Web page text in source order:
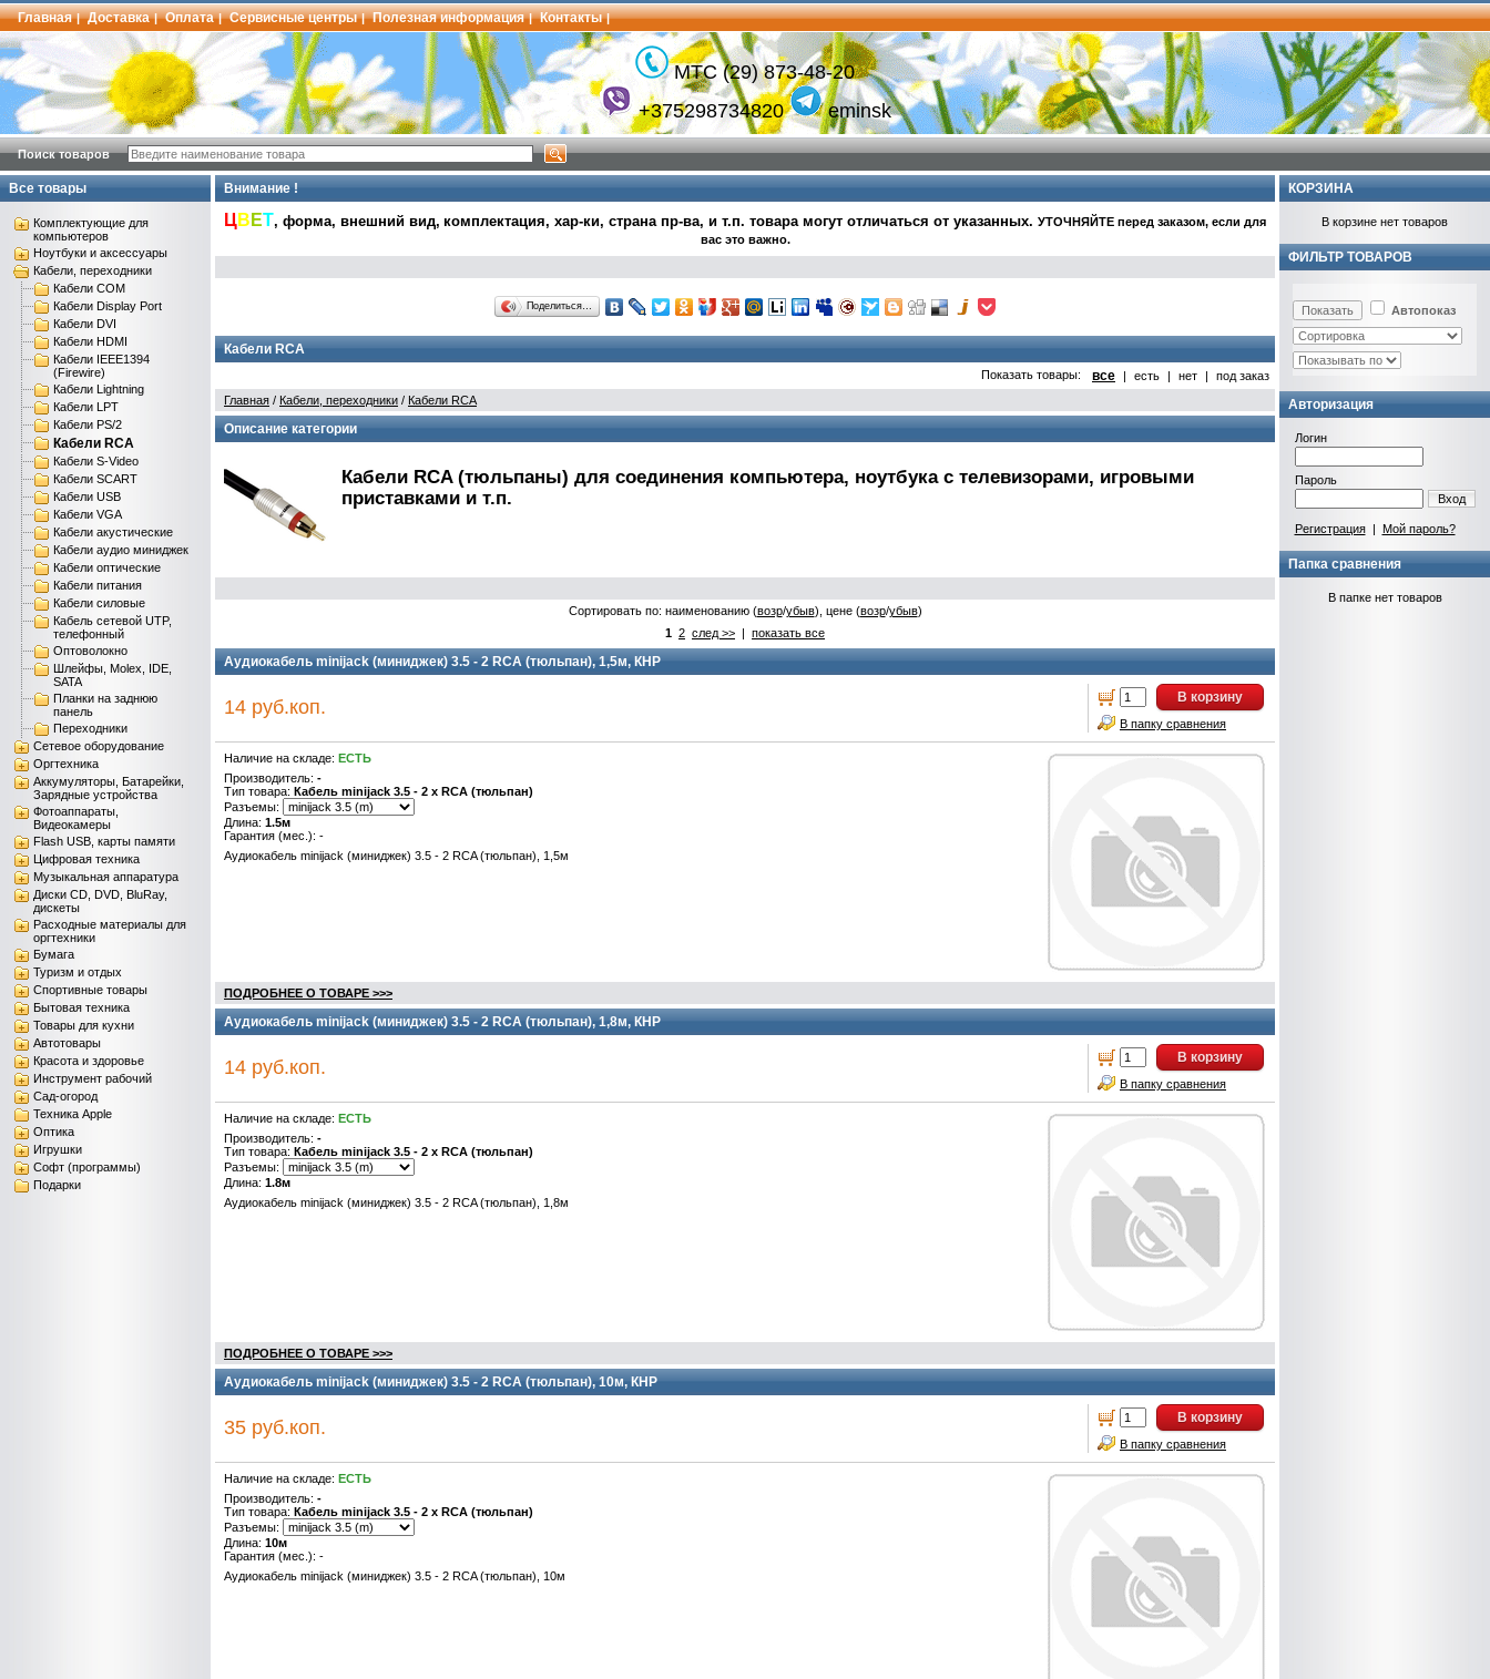
Главная | Доставка | Оплата | Сервисные центры | Полезная информация | Контакты |
МТС (29) 873-48-20
+375298734820
eminsk
Поиск товаров
Все товары
Комплектующие для
компьютеров
Ноутбуки и аксессуары
Кабели, переходники
Кабели COM
Кабели Display Port
Кабели DVI
Кабели HDMI
Кабели IEEE1394
(Firewire)
Кабели Lightning
Кабели LPT
Кабели PS/2
Кабели RCA
Кабели S-Video
Кабели SCART
Кабели USB
Кабели VGA
Кабели акустические
Кабели аудио миниджек
Кабели оптические
Кабели питания
Кабели силовые
Кабель сетевой UTP,
телефонный
Оптоволокно
Шлейфы, Molex, IDE,
SATA
Планки на заднюю
панель
Переходники
Сетевое оборудование
Оргтехника
Аккумуляторы, Батарейки,
Зарядные устройства
Фотоаппараты,
Видеокамеры
Flash USB, карты памяти
Цифровая техника
Музыкальная аппаратура
Диски CD, DVD, BluRay,
дискеты
Расходные материалы для
оргтехники
Бумага
Туризм и отдых
Спортивные товары
Бытовая техника
Товары для кухни
Автотовары
Красота и здоровье
Инструмент рабочий
Сад-огород
Техника Apple
Оптика
Игрушки
Софт (программы)
Подарки
Внимание !
ЦВ ЕТ, форма, внешний вид, комплектация, хар-ки, страна пр-ва, и т.п. товара могут отличаться от указанных. УТОЧНЯЙТЕ перед заказом, если для
вас это важно.
Поделиться…
Кабели RCA
Показать товары: все | есть | нет |
под заказ
Главная / Кабели, переходники / Кабели RCA
Описание категории
Кабели RCA (тюльпаны) для соединения компьютера, ноутбука с телевизорами, игровыми
приставками и т.п.
Сортировать по: наименованию (возр/убыв), цене (возр/убыв)
1 2 след >> | показать все
Аудиокабель minijack (миниджек) 3.5 - 2 RCA (тюльпан), 1,5м, КНР
14 руб.коп. В корзину
В папку сравнения
Наличие на складе: ЕСТЬ
Производитель: -
Тип товара: Кабель minijack 3.5 - 2 x RCA (тюльпан)
Разъемы:
Длина: 1.5м
Гарантия (мес.): -
Аудиокабель minijack (миниджек) 3.5 - 2 RCA (тюльпан), 1,5м
ПОДРОБНЕЕ О ТОВАРЕ >>>
Аудиокабель minijack (миниджек) 3.5 - 2 RCA (тюльпан), 1,8м, КНР
14 руб.коп. В корзину
В папку сравнения
Наличие на складе: ЕСТЬ
Производитель: -
Тип товара: Кабель minijack 3.5 - 2 x RCA (тюльпан)
Разъемы:
Длина: 1.8м
Аудиокабель minijack (миниджек) 3.5 - 2 RCA (тюльпан), 1,8м
ПОДРОБНЕЕ О ТОВАРЕ >>>
Аудиокабель minijack (миниджек) 3.5 - 2 RCA (тюльпан), 10м, КНР
35 руб.коп. В корзину
В папку сравнения
Наличие на складе: ЕСТЬ
Производитель: -
Тип товара: Кабель minijack 3.5 - 2 x RCA (тюльпан)
Разъемы:
Длина: 10м
Гарантия (мес.): -
Аудиокабель minijack (миниджек) 3.5 - 2 RCA (тюльпан), 10м
КОРЗИНА
В корзине нет товаров
ФИЛЬТР ТОВАРОВ
Автопоказ
Авторизация
Логин
Пароль
Вход
Регистрация| Мой пароль?
Папка сравнения
В папке нет товаров